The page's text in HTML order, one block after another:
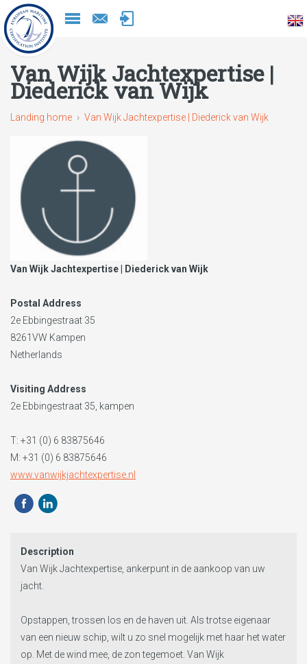
Naar
inhoud
Van Wijk Jachtexpertise |
Diederick van Wijk
Landing home Van Wijk Jachtexpertise | Diederick van Wijk
Van Wijk Jachtexpertise | Diederick van Wijk
Postal Address
2e Ebbingestraat 35
8261VW Kampen
Netherlands
Visiting Address
2e Ebbingestraat 35, kampen
T: +31 (0) 6 83875646
M: +31 (0) 6 83875646
www.vanwijkjachtexpertise.nl
Description
Van Wijk Jachtexpertise, ankerpunt in de aankoop van uw
jacht.
Opstappen, trossen los en de haven uit. Als trotse eigenaar
van een nieuw schip, wilt u zo snel mogelijk met haar het water
op. Met de wind mee, de zon tegemoet. Van Wijk